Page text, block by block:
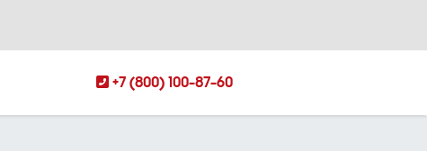
+7 (800) 100-87-60